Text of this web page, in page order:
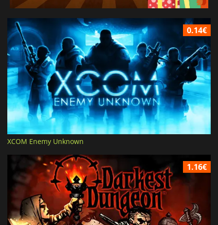
0.14€
XCOM Enemy Unknown
1.16€